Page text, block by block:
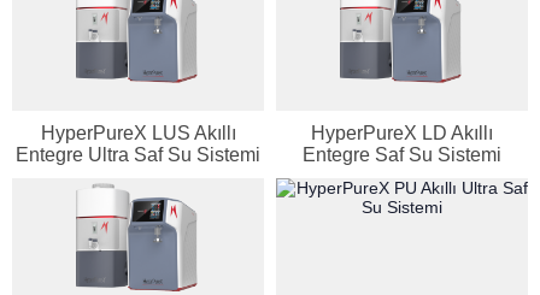
HyperPureX LUS Akıllı
Entegre Ultra Saf Su Sistemi
HyperPureX LD Akıllı
Entegre Saf Su Sistemi